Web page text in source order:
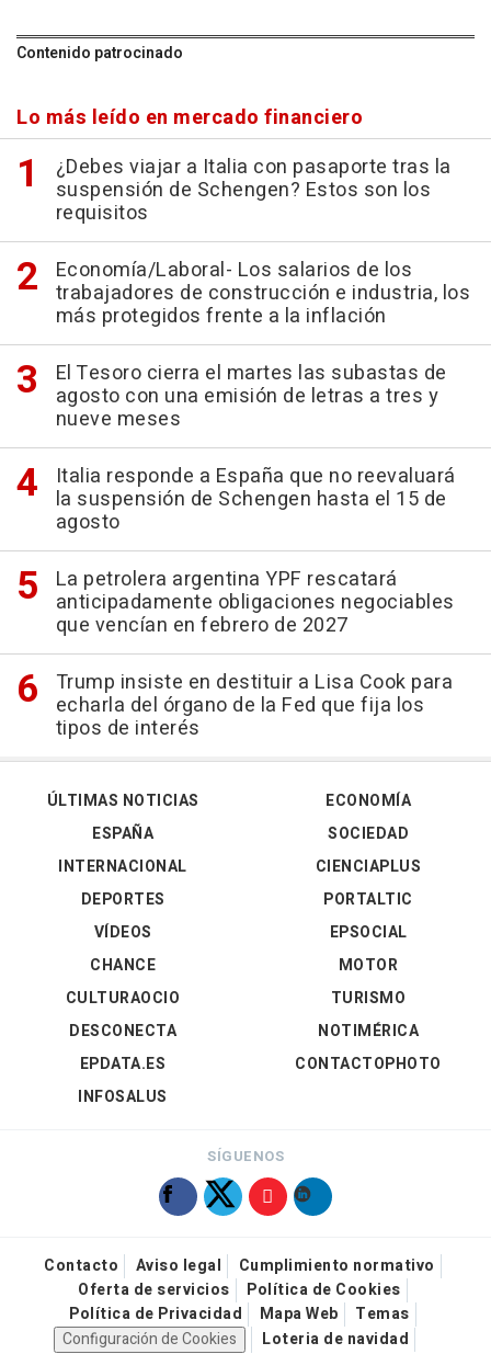
Contenido patrocinado
Lo más leído en mercado financiero
¿Debes viajar a Italia con pasaporte tras la
suspensión de Schengen? Estos son los
requisitos
Economía/Laboral- Los salarios de los
trabajadores de construcción e industria, los
más protegidos frente a la inflación
El Tesoro cierra el martes las subastas de
agosto con una emisión de letras a tres y
nueve meses
Italia responde a España que no reevaluará
la suspensión de Schengen hasta el 15 de
agosto
La petrolera argentina YPF rescatará
anticipadamente obligaciones negociables
que vencían en febrero de 2027
Trump insiste en destituir a Lisa Cook para
echarla del órgano de la Fed que fija los
tipos de interés
ÚLTIMAS NOTICIAS
ESPAÑA
INTERNACIONAL
DEPORTES
VÍDEOS
ECONOMÍA
SOCIEDAD
CIENCIAPLUS
PORTALTIC
EPSOCIAL
CHANCE
CULTURAOCIO
DESCONECTA
EPDATA.ES
INFOSALUS
MOTOR
TURISMO
NOTIMÉRICA
CONTACTOPHOTO
SÍGUENOS
Contacto Aviso legal
Cumplimiento normativo
Oferta de servicios
Política de Cookies
Política de Privacidad
Mapa Web
Temas
Configuración de Cookies
Loteria de navidad